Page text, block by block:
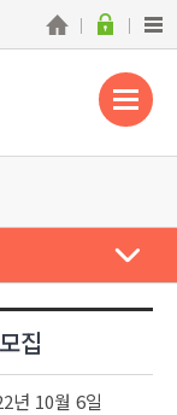
집
년 10월 6일